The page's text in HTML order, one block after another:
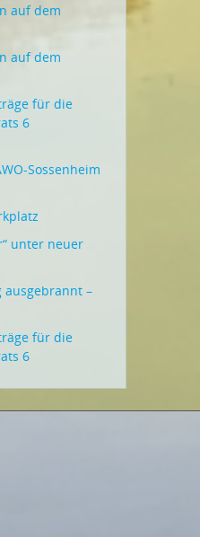
auf dem
auf dem
für die
6
Sossenheim
unter neuer
ausgebrannt –
für die
6